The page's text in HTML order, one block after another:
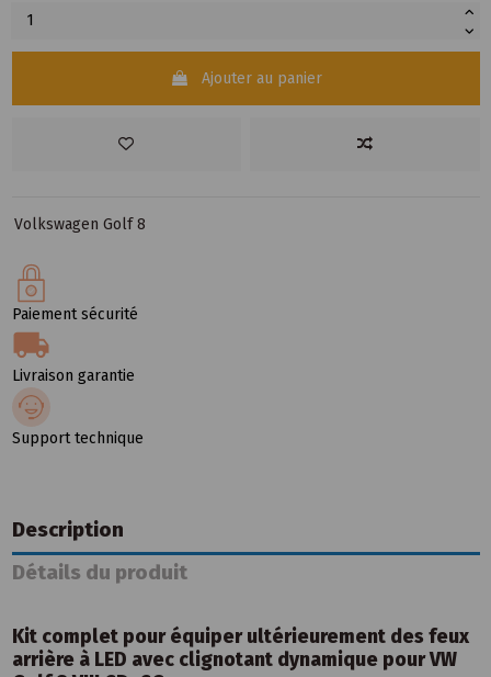
Ajouter au panier
Volkswagen Golf 8
Paiement sécurité
Livraison garantie
Support technique
Description
Détails du produit
Kit complet pour équiper ultérieurement des feux
arrière à LED avec clignotant dynamique pour VW